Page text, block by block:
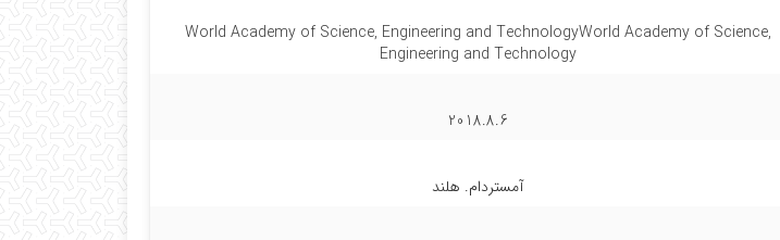
World Academy of Science, Engineering and TechnologyWorld Academy of Science,
Engineering and Technology
2018.8.6
آمستردام. هلند